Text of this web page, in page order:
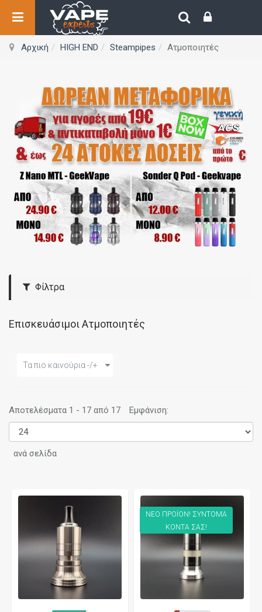
Αρχική HIGH END Steampipes Ατμοποιητές
Φίλτρα
Επισκευάσιμοι Ατμοποιητές
Τα πιο καινούρια -/+
Αποτελέσματα 1 - 17 από 17 Εμφάνιση:
ανά σελίδα
ΝΕΟ ΠΡΟΪΟΝ! ΣΥΝΤΟΜΑ
ΚΟΝΤΑ ΣΑΣ!